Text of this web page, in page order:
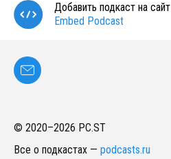
Добавить подкаст на сайт
Embed Podcast
© 2020–2026 PC.ST
Все о подкастах — podcasts.ru